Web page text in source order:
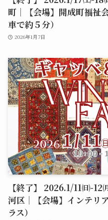
町｜【会場】開成町福
車で約５分）
2026年1月7日
【終了】 2026.1/11㈰-
河区｜【会場】インテ
ラス）